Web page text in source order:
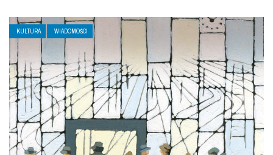
KULTURA WIADOMOŚCI